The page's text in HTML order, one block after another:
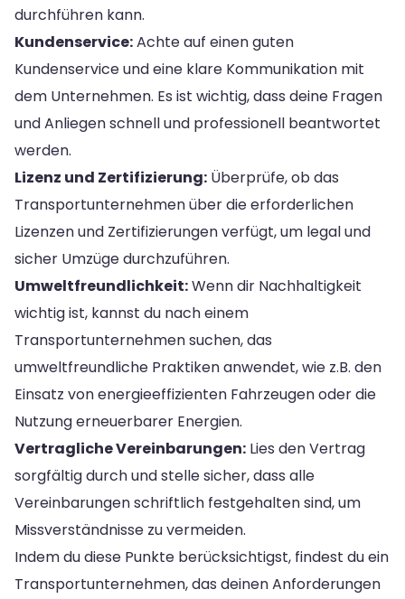
durchführen kann.
Kundenservice:Achte auf einen guten
Kundenservice und eine klare Kommunikation mit
dem Unternehmen. Es ist wichtig, dass deine Fragen
und Anliegen schnell und professionell beantwortet
werden.
Lizenz und Zertifizierung: Überprüfe, ob das
Transportunternehmen über die erforderlichen
Lizenzen und Zertifizierungen verfügt, um legal und
sicher Umzüge durchzuführen.
Umweltfreundlichkeit:Wenn dir Nachhaltigkeit
wichtig ist, kannst du nach einem
Transportunternehmen suchen, das
umweltfreundliche Praktiken anwendet, wie z.B. den
Einsatz von energieeffizienten Fahrzeugen oder die
Nutzung erneuerbarer Energien.
Vertragliche Vereinbarungen: Lies den Vertrag
sorgfältig durch und stelle sicher, dass alle
Vereinbarungen schriftlich festgehalten sind, um
Missverständnisse zu vermeiden.
Indem du diese Punkte berücksichtigst, findest du ein
Transportunternehmen, das deinen Anforderungen